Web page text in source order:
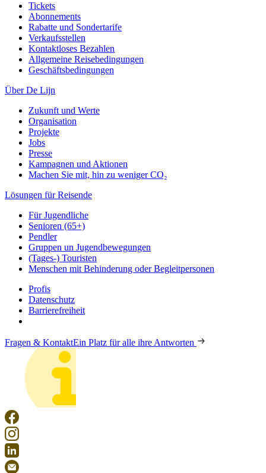
Tickets
Abonnements
Rabatte und Sondertarife
Verkaufsstellen
Kontaktloses Bezahlen
Allgemeine Reisebedingungen
Geschäftsbedingungen
Über De Lijn
Zukunft und Werte
Organisation
Projekte
Jobs
Presse
Kampagnen und Aktionen
Machen Sie mit, hin zu weniger CO₂
Lösungen für Reisende
Für Jugendliche
Senioren (65+)
Pendler
Gruppen un Jugendbewegungen
(Tages-) Touristen
Menschen mit Behinderung oder Begleitpersonen
Profis
Datenschutz
Barrierefreiheit
Fragen & KontaktEin Platz für alle ihre Antworten